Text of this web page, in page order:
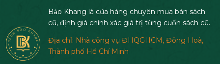
Bảo Khang là cửa hàng chuyên mua bán sách
cũ, định giá chính xác giá trị từng cuốn sách cũ.
Địa chỉ: Nhà công vụ ĐHQGHCM, Đông Hoà,
Thành phố Hồ Chí Minh